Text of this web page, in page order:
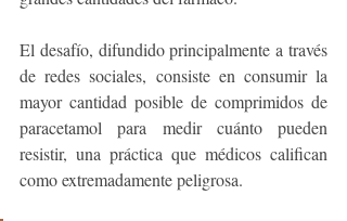
El desafío, difundido principalmente a través
de redes sociales, consiste en consumir la
mayor cantidad posible de comprimidos de
paracetamol para medir cuánto pueden
resistir, una práctica que médicos califican
como extremadamente peligrosa.